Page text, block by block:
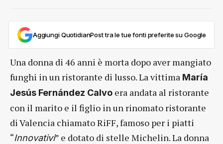
Aggiungi QuotidianPost tra le tue fonti preferite su Google
Una donna di 46 anni è morta dopo aver mangiato
funghi in un ristorante di lusso. La vittima María
Jesús Fernández Calvo era andata al ristorante
con il marito e il figlio in un rinomato ristorante
di Valencia chiamato RiFF, famoso per i piatti
“Innovativi” e dotato di stelle Michelin. La donna